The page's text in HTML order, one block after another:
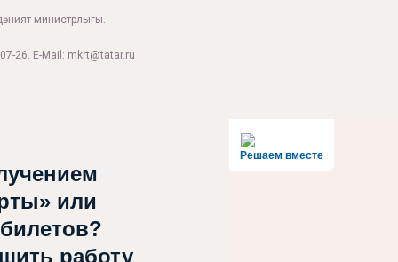
министрлыгы.
26. E-Mail: mkrt@tatar.ru
Решаем вместе
или
работу